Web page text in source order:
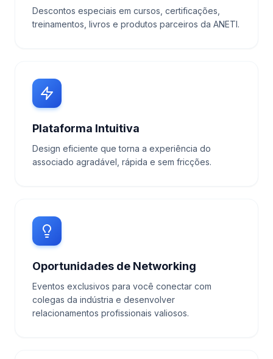
Descontos especiais em cursos, certificações,
treinamentos, livros e produtos parceiros da ANETI.
Plataforma Intuitiva
Design eficiente que torna a experiência do
associado agradável, rápida e sem fricções.
Oportunidades de Networking
Eventos exclusivos para você conectar com
colegas da indústria e desenvolver
relacionamentos profissionais valiosos.